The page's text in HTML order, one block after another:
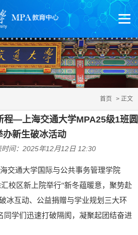
首页 > 正文
程—上海交通大学MPA25级1班圆
办新生破冰活动
间：2025年12月12日 12:30
交通大学国际与公共事务管理学院
校区新上院举行"新冬蕴暖意，聚势赴
冰互动、公益捐赠与学业规划三大环
同学们迅速打破隔阂，凝聚起团结奋进